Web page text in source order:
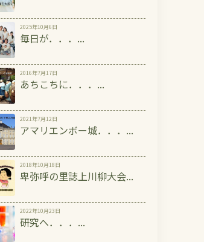
2025年10月6日
毎日が．．．...
2016年7月17日
あちこちに．．．...
2021年7月12日
アマリエンボー城．．．...
2018年10月18日
卑弥呼の里誌上川柳大会...
2022年10月23日
研究へ．．．...